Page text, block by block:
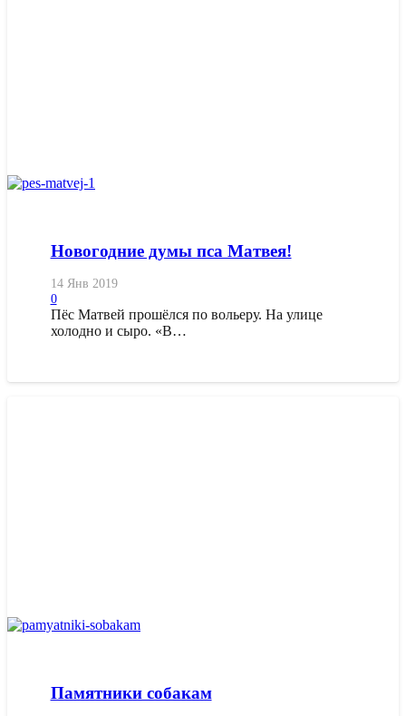
Новогодние думы пса Матвея!
14 Янв 2019
0
Пёс Матвей прошёлся по вольеру. На улице
холодно и сыро. «В…
Памятники собакам